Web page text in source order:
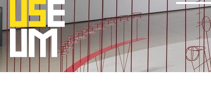
Dankzij cookies
geven ons ook